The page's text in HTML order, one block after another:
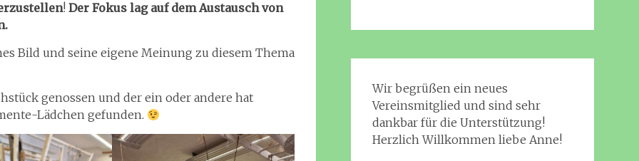
! Der Fokus lag auf dem Austausch von
Bild und seine eigene Meinung zu diesem Thema
genossen und der ein oder andere hat
Lädchen gefunden.
Wir begrüßen ein neues
Vereinsmitglied und sind sehr
dankbar für die Unterstützung!
Herzlich Willkommen liebe Anne!